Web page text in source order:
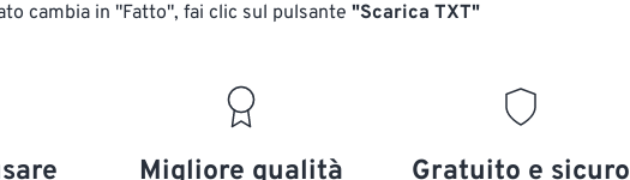
cambia in "Fatto", fai clic sul pulsante "Scarica TXT"
Migliore qualità Gratuito e sicuro